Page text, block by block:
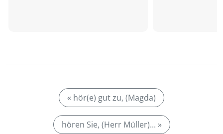
« hör(e) gut zu, (Magda)
hören Sie, (Herr Müller)... »